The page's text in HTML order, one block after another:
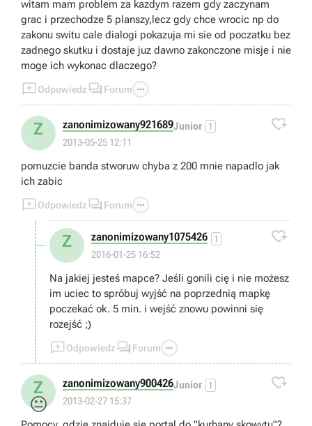
witam mam problem za kazdym razem gdy zaczynam
grac i przechodze 5 planszy,lecz gdy chce wrocic np do
zakonu switu cale dialogi pokazuja mi sie od poczatku bez
zadnego skutku i dostaje juz dawno zakonczone misje i nie
moge ich wykonac dlaczego?
Odpowiedz  Forum 
Z zanonimizowany921689Junior 1
2013-05-25 12:11

pomuzcie banda stworuw chyba z 200 mnie napadlo jak
ich zabic
Odpowiedz  Forum 
Z zanonimizowany1075426 1
2016-01-25 16:52

Na jakiej jesteś mapce? Jeśli gonili cię i nie możesz
im uciec to spróbuj wyjść na poprzednią mapkę
poczekać ok. 5 min. i wejść znowu powinni się
rozejść ;)
Odpowiedz  Forum 
Z
😐
zanonimizowany900426Junior 1
2013-02-27 15:37
